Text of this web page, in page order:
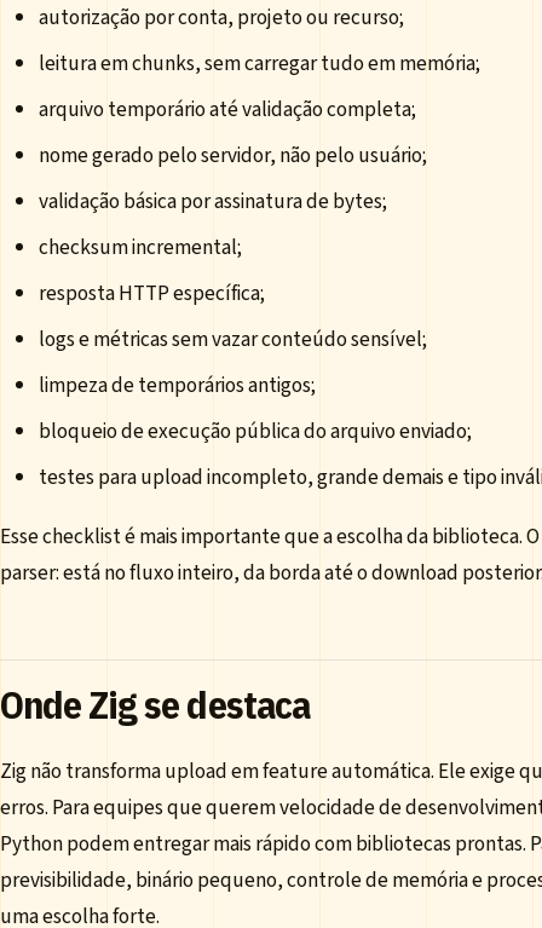
autorização por conta, projeto ou recurso;
leitura em chunks, sem carregar tudo em memória;
arquivo temporário até validação completa;
nome gerado pelo servidor, não pelo usuário;
validação básica por assinatura de bytes;
checksum incremental;
resposta HTTP específica;
logs e métricas sem vazar conteúdo sensível;
limpeza de temporários antigos;
bloqueio de execução pública do arquivo enviado;
testes para upload incompleto, grande demais e tipo
Esse checklist é mais importante que a escolha da biblioteca.
parser: está no fluxo inteiro, da borda até o download
Onde Zig se destaca
Zig não transforma upload em feature automática. Ele exige
erros. Para equipes que querem velocidade de
Python podem entregar mais rápido com bibliotecas prontas.
previsibilidade, binário pequeno, controle de memória e
uma escolha forte.